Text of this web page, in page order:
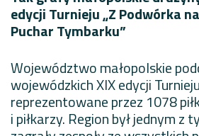
edycji Turnieju „Z Podwórka
Puchar Tymbarku”
Województwo małopolskie
wojewódzkich XIX edycji
reprezentowane przez 1078
i piłkarzy. Region był jednym z